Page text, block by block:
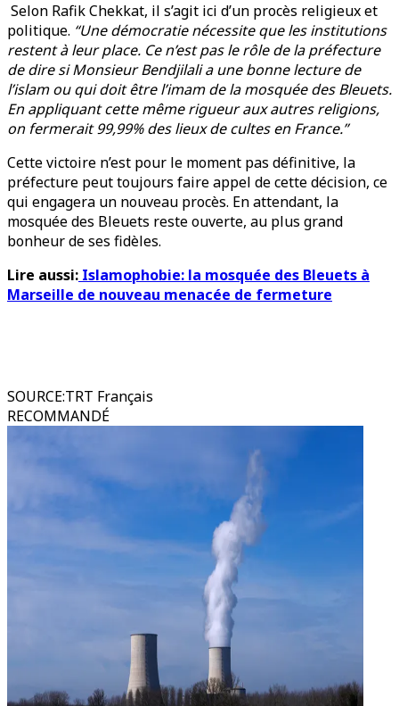
Selon Rafik Chekkat, il s’agit ici d’un procès religieux et
politique. “Une démocratie nécessite que les institutions
restent à leur place. Ce n’est pas le rôle de la préfecture
de dire si Monsieur Bendjilali a une bonne lecture de
l’islam ou qui doit être l’imam de la mosquée des Bleuets.
En appliquant cette même rigueur aux autres religions,
on fermerait 99,99% des lieux de cultes en France.”
Cette victoire n’est pour le moment pas définitive, la
préfecture peut toujours faire appel de cette décision, ce
qui engagera un nouveau procès. En attendant, la
mosquée des Bleuets reste ouverte, au plus grand
bonheur de ses fidèles.
Lire aussi: Islamophobie: la mosquée des Bleuets à
Marseille de nouveau menacée de fermeture
SOURCE:TRT Français
RECOMMANDÉ